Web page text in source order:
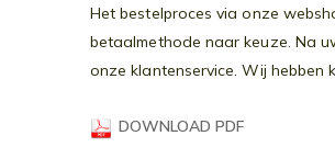
Het bestelproces via onze
betaalmethode naar keuze. Na
onze klantenservice. Wij hebben
DOWNLOAD PDF